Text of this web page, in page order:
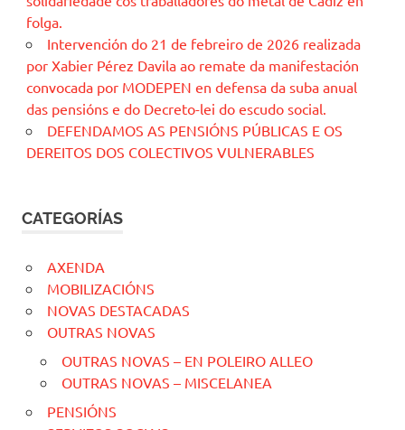
folga.
Intervención do 21 de febreiro de 2026 realizada
por Xabier Pérez Davila ao remate da manifestación
convocada por MODEPEN en defensa da suba anual
das pensións e do Decreto-lei do escudo social.
DEFENDAMOS AS PENSIÓNS PÚBLICAS E OS
DEREITOS DOS COLECTIVOS VULNERABLES
CATEGORÍAS
AXENDA
MOBILIZACIÓNS
NOVAS DESTACADAS
OUTRAS NOVAS
OUTRAS NOVAS – EN POLEIRO ALLEO
OUTRAS NOVAS – MISCELANEA
PENSIÓNS